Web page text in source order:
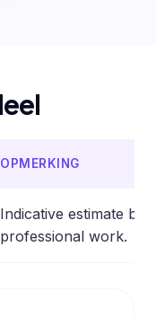
OPMERKING
Indicative estimate
professional work.